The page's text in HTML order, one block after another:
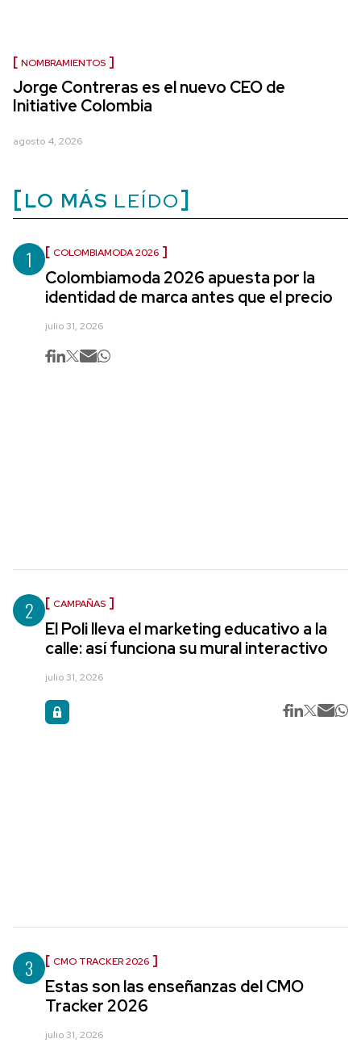
NOMBRAMIENTOS
Jorge Contreras es el nuevo CEO de
Initiative Colombia
agosto 4, 2026
LO MÁS LEÍDO
1 COLOMBIAMODA 2026
Colombiamoda 2026 apuesta por la
identidad de marca antes que el precio
julio 31, 2026
2 CAMPAÑAS
El Poli lleva el marketing educativo a la
calle: así funciona su mural interactivo
julio 31, 2026
3 CMO TRACKER 2026
Estas son las enseñanzas del CMO
Tracker 2026
julio 31, 2026